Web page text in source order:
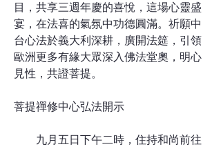
目，共享三週年慶的喜悅，這場心靈盛
宴，在法喜的氣氛中功德圓滿。祈願中
台心法於義大利深耕，廣開法筵，引領
歐洲更多有緣大眾深入佛法堂奧，明心
見性，共證菩提。
菩提禪修中心弘法開示
九月五日下午二時，住持和尚前往